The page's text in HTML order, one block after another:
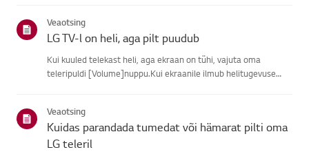
kasutad ...
Veaotsing
LG TV-l on heli, aga pilt puudub
Kui kuuled telekast heli, aga ekraan on tühi, vajuta oma
teleripuldi [Volume]nuppu.Kui ekraanile ilmub helitugevuse
Veaotsing
Kuidas parandada tumedat või hämarat pilti oma
LG teleril